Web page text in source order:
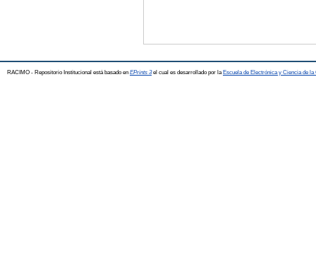
RACIMO - Repositorio Institucional está basado en EPrints 3el cual es desarrollado por la Escuela de Electrónica y Ciencia de la